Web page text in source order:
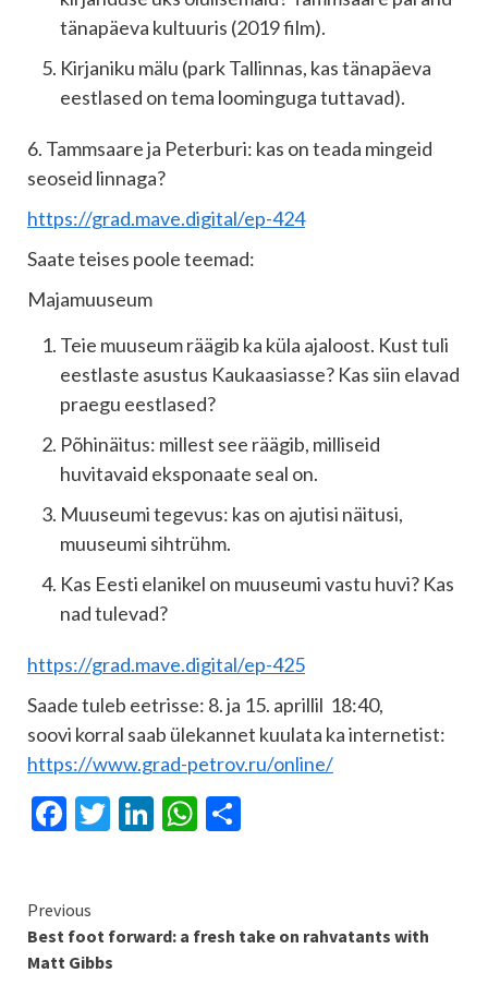
tänapäeva kultuuris (2019 film).
Kirjaniku mälu (park Tallinnas, kas tänapäeva
eestlased on tema loominguga tuttavad).
6. Tammsaare ja Peterburi: kas on teada mingeid
seoseid linnaga?
https://grad.mave.digital/ep-424
Saate teises poole teemad:
Majamuuseum
Teie muuseum räägib ka küla ajaloost. Kust tuli
eestlaste asustus Kaukaasiasse? Kas siin elavad
praegu eestlased?
Põhinäitus: millest see räägib, milliseid
huvitavaid eksponaate seal on.
Muuseumi tegevus: kas on ajutisi näitusi,
muuseumi sihtrühm.
Kas Eesti elanikel on muuseumi vastu huvi? Kas
nad tulevad?
https://grad.mave.digital/ep-425
Saade tuleb eetrisse: 8. ja 15. aprillil 18:40,
soovi korral saab ülekannet kuulata ka internetist:
https://www.grad-petrov.ru/online/
Facebook
Twitter
LinkedIn
WhatsApp
Continue
Reading
Previous
Best foot forward: a fresh take on rahvatants with
Matt Gibbs